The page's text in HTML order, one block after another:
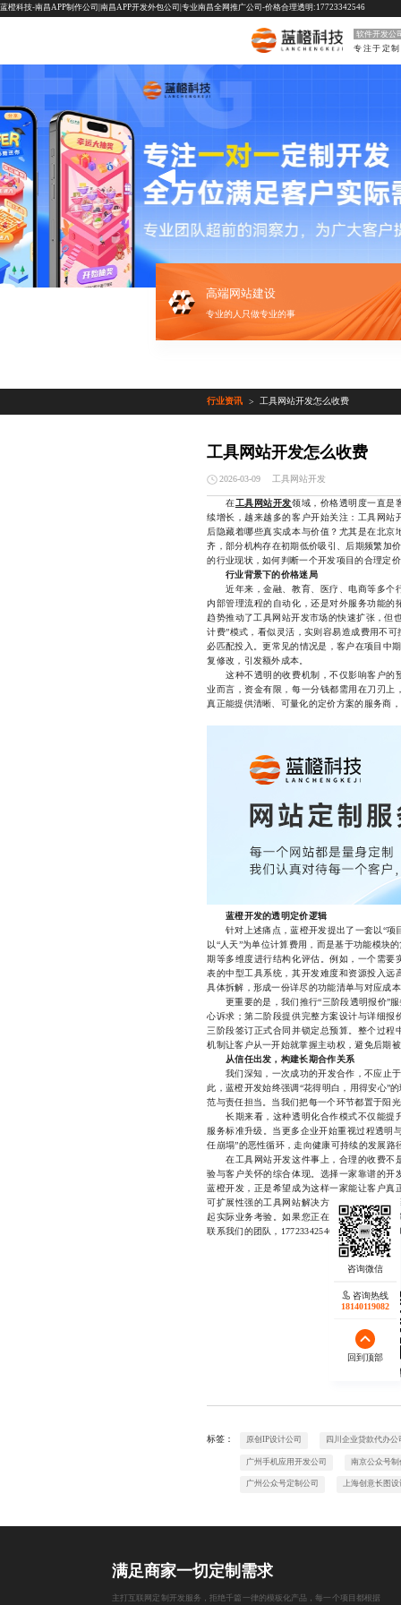
蓝橙科技-南昌APP制作公司|南昌APP开发外包公司|专业南昌全网推广公司-价格合理透明:17723342546
软件开发公
高端网站建设
专业的人只做专业的事
行业资讯 > 工具网站开发怎么收费
工具网站开发怎么收费
2026-03-09 工具网站开发
在工具网站开发领域，价格透明度一直是
续增长，越来越多的客户开始关注：工具网
后隐藏着哪些真实成本与价值？尤其是在北
齐，部分机构存在初期低价吸引、后期频繁加
的行业现状，如何判断一个开发项目的合理定
行业背景下的价格迷局
近年来，金融、教育、医疗、电商等多个
内部管理流程的自动化，还是对外服务功能
趋势推动了工具网站开发市场的快速扩张，但
计费”模式，看似灵活，实则容易造成费用不
必匹配投入。更常见的情况是，客户在项目中
复修改，引发额外成本。
这种不透明的收费机制，不仅影响客户的
业而言，资金有限，每一分钱都需用在刀刃
真正能提供清晰、可量化的定价方案的服务商
蓝橙开发的透明定价逻辑
针对上述痛点，蓝橙开发提出了一套以“项
以“人天”为单位计算费用，而是基于功能模块
期等多维度进行结构化评估。例如，一个需
表的中型工具系统，其开发难度和资源投入
具体拆解，形成一份详尽的功能清单与对应成
更重要的是，我们推行“三阶段透明报价”服
心诉求；第二阶段提供完整方案设计与详细
三阶段签订正式合同并锁定总预算。整个过
机制让客户从一开始就掌握主动权，避免后期
从信任出发，构建长期合作关系
我们深知，一次成功的开发合作，不应止于
此，蓝橙开发始终强调“花得明白，用得安心”
范与责任担当。当我们把每一个环节都置于阳
长期来看，这种透明化合作模式不仅能提
服务标准升级。当更多企业开始重视过程透
任崩塌”的恶性循环，走向健康可持续的发展路
在工具网站开发这件事上，合理的收费不
验与客户关怀的综合体现。选择一家靠谱的
蓝橙开发，正是希望成为这样一家能让客户
可扩展性强的工具网站解决方案，从需求落
起实际业务考验。如果您正在寻找一个能说
联系我们的团队，17723342546，微信同号，
欢
标签： 原创IP设计公司 四川企业贷款代办公
广州手机应用开发公司 南京公众号制
广州公众号定制公司 上海创意长图
咨询热线
18140119082
回到顶部
满足商家一切定制需求
主打互联网定制开发服务，拒绝千篇一律的模板化产品，每一个项目都根据